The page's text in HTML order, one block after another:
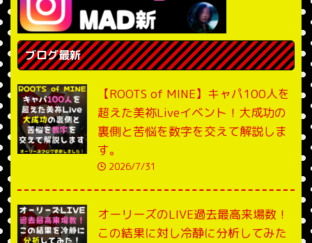
ブログ最新
【ROOTS of MINE】キャパ100人を
超えた美祢Liveイベント！大成功の
裏側と苦悩を数字を交えて解説しま
す。
2026/7/31
オーリーズのLIVE過去最高来場数！
この結果に対し冷静に分析してみた